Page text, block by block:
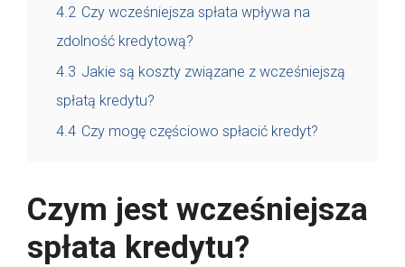
4.2 Czy wcześniejsza spłata wpływa na
zdolność kredytową?
4.3 Jakie są koszty związane z wcześniejszą
spłatą kredytu?
4.4 Czy mogę częściowo spłacić kredyt?
Czym jest wcześniejsza
spłata kredytu?